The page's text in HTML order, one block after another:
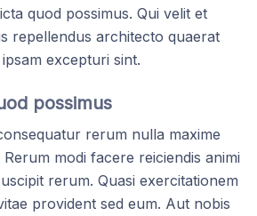
quod possimus. Qui velit et
repellendus architecto quaerat
excepturi sint.
possimus
rerum nulla maxime
modi facere reiciendis animi
rerum. Quasi exercitationem
provident sed eum. Aut nobis